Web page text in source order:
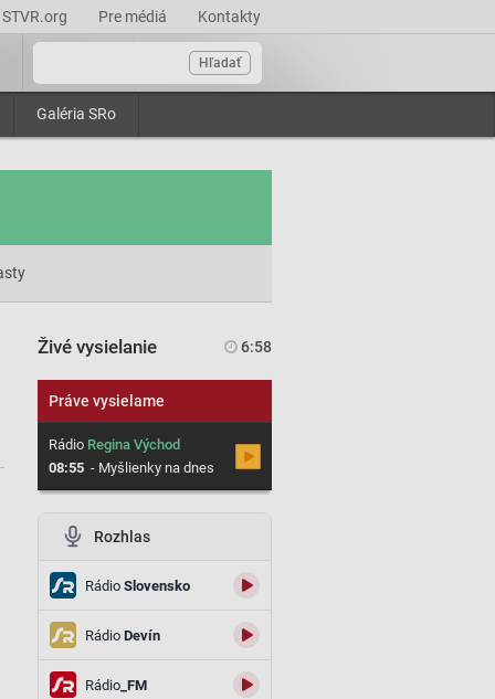
STVR.org Pre médiá Kontakty
Hľadať
Galéria SRo
Živé vysielanie 6:58
Práve vysielame
RádioRegina Východ
08:55 - Myšlienky na dnes
Rozhlas
RádioSlovensko
RádioDevín
Rádio_FM